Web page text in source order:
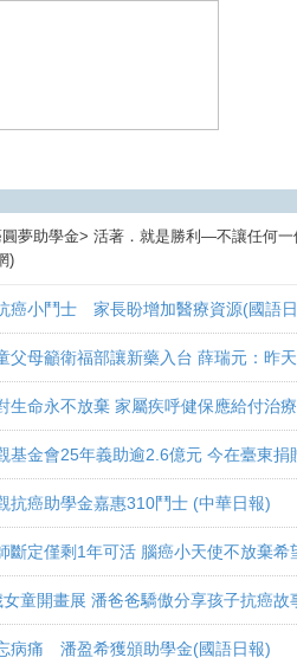
夢助學金> 活著．就是勝利—不讓任何
)
癌小鬥士 家長盼增加醫療資源(國語
父母籲衛福部讓新藥入台 薛瑞元：昨
生命永不放棄 家屬疾呼健保應給付治
基金會25年義助逾2.6億元 今在臺東
抗癌助學金嘉惠310鬥士 (中華日報)
斷定僅剩1年可活 腦癌小天使不放棄希
童開畫展 潘爸爸驕傲分享孩子抗癌故
病痛 潘盈希獲頒助學金(國語日報)